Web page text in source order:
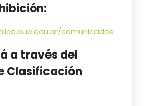
comunicados
a través del
Clasificación